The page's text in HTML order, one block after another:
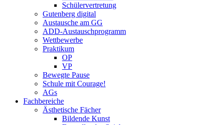
Schülervertretung
Gutenberg digital
Austausche am GG
ADD-Austauschprogramm
Wettbewerbe
Praktikum
OP
VP
Bewegte Pause
Schule mit Courage!
AGs
Fachbereiche
Ästhetische Fächer
Bildende Kunst